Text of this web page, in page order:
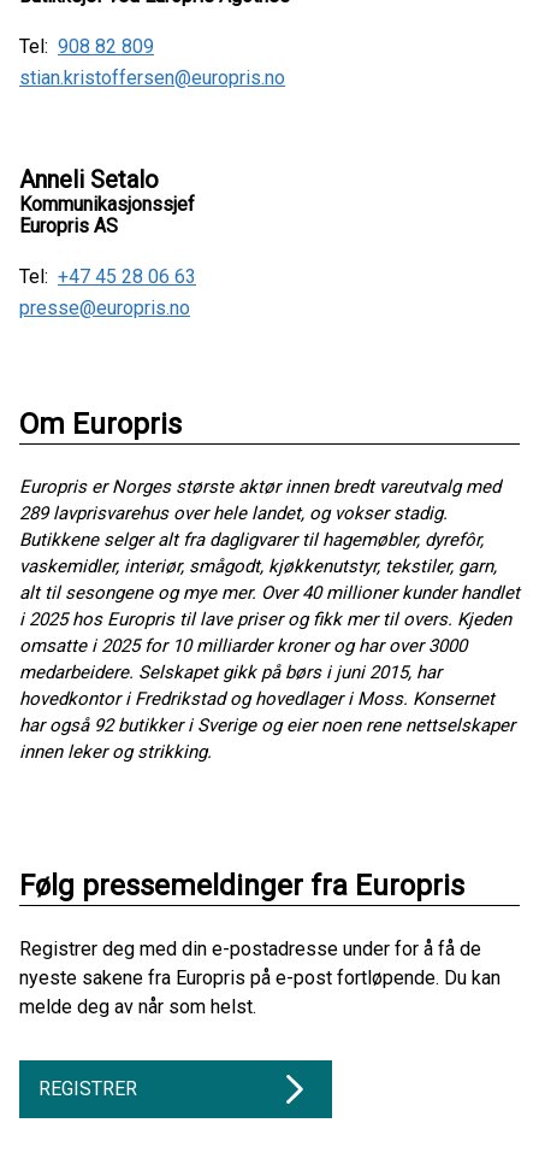
Tel: 908 82 809
stian.kristoffersen@europris.no
Anneli Setalo
Kommunikasjonssjef
Europris AS
Tel: +47 45 28 06 63
presse@europris.no
Om Europris
Europris er Norges største aktør innen bredt vareutvalg med
289 lavprisvarehus over hele landet, og vokser stadig.
Butikkene selger alt fra dagligvarer til hagemøbler, dyrefôr,
vaskemidler, interiør, smågodt, kjøkkenutstyr, tekstiler, garn,
alt til sesongene og mye mer. Over 40 millioner kunder handlet
i 2025 hos Europris til lave priser og fikk mer til overs. Kjeden
omsatte i 2025 for 10 milliarder kroner og har over 3000
medarbeidere. Selskapet gikk på børs i juni 2015, har
hovedkontor i Fredrikstad og hovedlager i Moss. Konsernet
har også 92 butikker i Sverige og eier noen rene nettselskaper
innen leker og strikking.
Følg pressemeldinger fra Europris
Registrer deg med din e-postadresse under for å få de
nyeste sakene fra Europris på e-post fortløpende. Du kan
melde deg av når som helst.
REGISTRER